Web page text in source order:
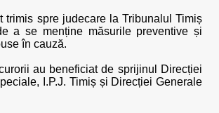
trimis spre judecare la Tribunalul Timiș
a se menține măsurile preventive și
în cauză.
au beneficiat de sprijinul Direcției
I.P.J. Timiș și Direcției Generale